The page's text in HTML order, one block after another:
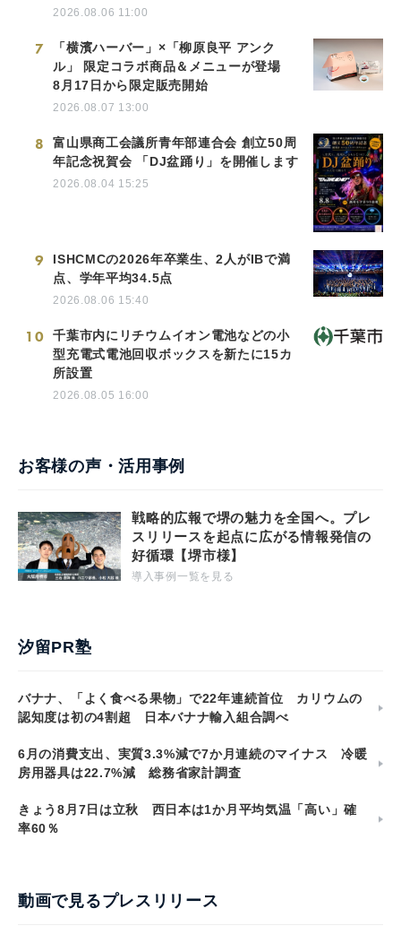
2026.08.06 11:00
7
「横濱ハーバー」×「柳原良平 アンク
ル」 限定コラボ商品＆メニューが登場
8月17日から限定販売開始
2026.08.07 13:00
8
富山県商工会議所青年部連合会 創立50周
年記念祝賀会 「DJ盆踊り」を開催します
2026.08.04 15:25
9
ISHCMCの2026年卒業生、2人がIBで満
点、学年平均34.5点
2026.08.06 15:40
10
千葉市内にリチウムイオン電池などの小
型充電式電池回収ボックスを新たに15カ
所設置
2026.08.05 16:00
お客様の声・活用事例
戦略的広報で堺の魅力を全国へ。プレ
スリリースを起点に広がる情報発信の
好循環【堺市様】
導入事例一覧を見る
汐留PR塾
バナナ、「よく食べる果物」で22年連続首位 カリウムの
認知度は初の4割超 日本バナナ輸入組合調べ
6月の消費支出、実質3.3%減で7か月連続のマイナス 冷暖
房用器具は22.7%減 総務省家計調査
きょう8月7日は立秋 西日本は1か月平均気温「高い」確
率60％
動画で見るプレスリリース